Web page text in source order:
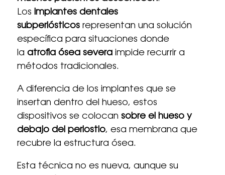
Los implantes dentales
subperiósticosrepresentan una solución
específica para situaciones donde
la atrofia ósea severaimpide recurrir a
métodos tradicionales.
A diferencia de los implantes que se
insertan dentro del hueso, estos
dispositivos se colocan sobre el hueso y
debajo del periostio, esa membrana que
recubre la estructura ósea.
Esta técnica no es nueva, aunque su